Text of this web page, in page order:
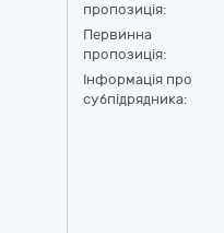
пропозиція:
Первинна
пропозиція:
Інформація про
субпідрядника: